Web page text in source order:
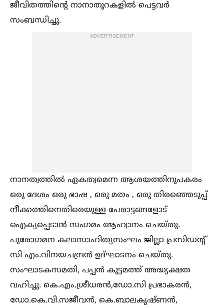
ജീവിതത്തിന്റെ നാനാതുറകളില്‍ പെട്ടവർ
സംബന്ധിച്ചു.
ADVERTISEMENT
നാനത്വത്തില്‍ ഏകത്വമെന്ന ആശയത്തിനുപകരം
ഒരു ദേശം ഒരു ഭാഷ , ഒരു മതം , ഒരു തിരഞ്ഞെടുപ്പ്
നീക്കത്തിനെതിരെയുള്ള പേരാട്ടങ്ങളോട്
ഐക്യപ്പെടാൻ സംഗമം ആഹ്വാനം ചെയ്തു.
പുരോഗമന കലാസാഹിത്യസംഘം ജില്ലാ പ്രസിഡന്റ്
സി എം.വിനയചന്ദ്രൻ ഉദ്ഘാടനം ചെയ്തു.
സംഘാടകസമതി, പപ്പൻ കുട്ടമത്ത് അദ്ധ്യക്ഷത
വഹിച്ചു. കെ.എം.ശ്രീധരൻ,ഡോ.സി പ്രഭാകരൻ,
ഡോ.കെ.വി.സജീവൻ, കെ.ബാലകൃഷ്‌ണൻ,